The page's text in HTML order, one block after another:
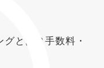
とは？手数料・